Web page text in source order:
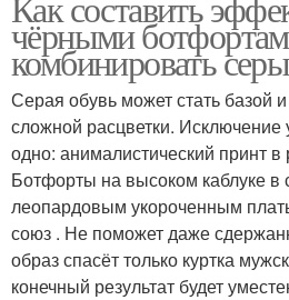
чёрными
комбинировать
Серая обувь может стать базой
сложной расцветки. Исключение
одно: анималистический принт
Ботфорты на высоком каблуке в
леопардовым укороченным
союз . Не поможет даже
образ спасёт только куртка
конечный результат будет